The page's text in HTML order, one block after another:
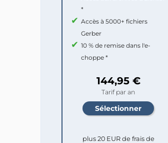
*
Accès à 5000+ fichiers
Gerber
10 % de remise dans l'e-
choppe *
144,95 €
Tarif par an
plus 20 EUR de frais de